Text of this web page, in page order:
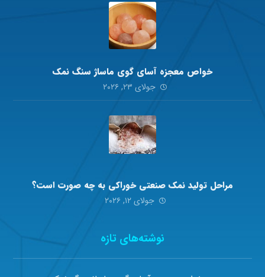
خواص معجزه آسای گوی ماساژ سنگ نمک
جولای ۲۳, ۲۰۲۶
مراحل تولید نمک صنعتی خوراکی به چه صورت است؟
جولای ۱۲, ۲۰۲۶
نوشته‌های تازه